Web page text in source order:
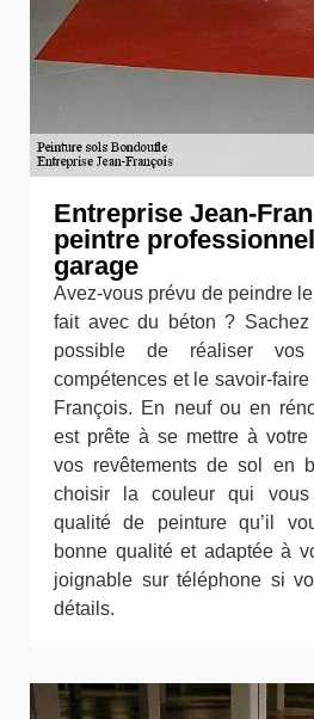
Entreprise Jean-
peintre
garage
Avez-vous prévu de peindre
fait avec du béton ?
possible de réaliser
compétences et le savoir-
François. En neuf ou en
est prête à se mettre à
vos revêtements de sol en
choisir la couleur qui
qualité de peinture qu’il
bonne qualité et adaptée à
joignable sur téléphone si
détails.